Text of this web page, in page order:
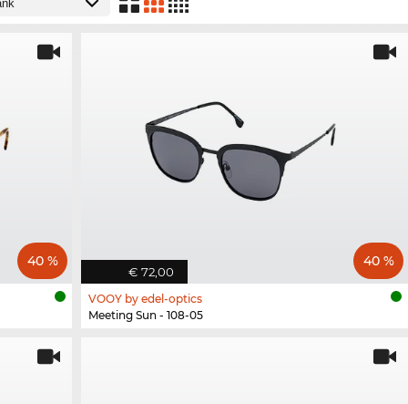
40 %
€ 72,00
40 %
VOOY by edel-optics
Meeting Sun - 108-05